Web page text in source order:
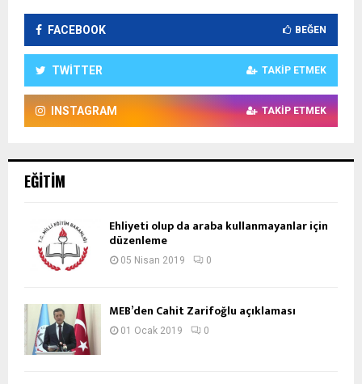
FACEBOOK BEĞEN
TWITTER TAKIP ETMEK
INSTAGRAM TAKIP ETMEK
EĞITIM
Ehliyeti olup da araba kullanmayanlar için
düzenleme
05 Nisan 2019 0
MEB’den Cahit Zarifoğlu açıklaması
01 Ocak 2019 0